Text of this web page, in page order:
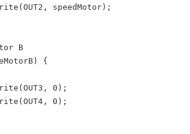
speedMotor);
B
{
0);
0);